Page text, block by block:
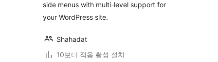
side menus with multi-level support for
your WordPress site.
Shahadat
10보다 적음 활성 설치